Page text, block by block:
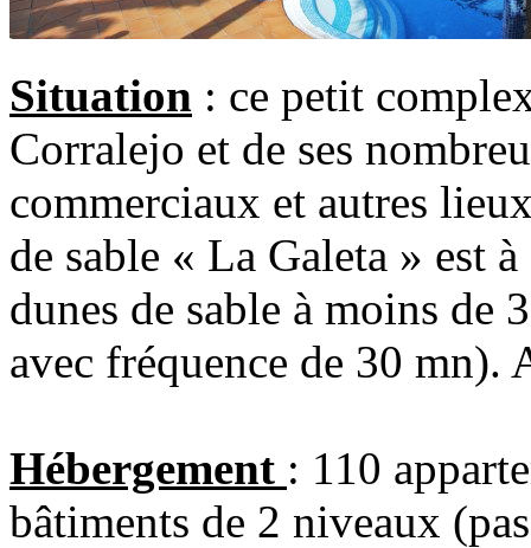
Situation : ce petit
Corralejo et de ses
commerciaux et autres
de sable « La Galeta » est
dunes de sable à moins
avec fréquence de 30 mn).
Hébergement : 110
bâtiments de 2 niveaux